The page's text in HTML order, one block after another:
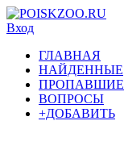
Вход
ГЛАВНАЯ
НАЙДЕННЫЕ
ПРОПАВШИЕ
ВОПРОСЫ
+ДОБАВИТЬ